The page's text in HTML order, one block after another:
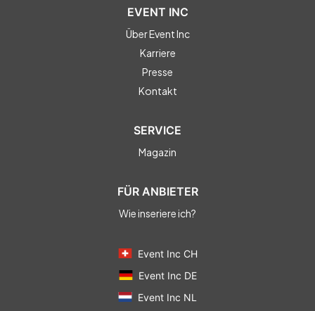
EVENT INC
Über Event Inc
Karriere
Presse
Kontakt
SERVICE
Magazin
FÜR ANBIETER
Wie inseriere ich?
Event Inc CH
Event Inc DE
Event Inc NL